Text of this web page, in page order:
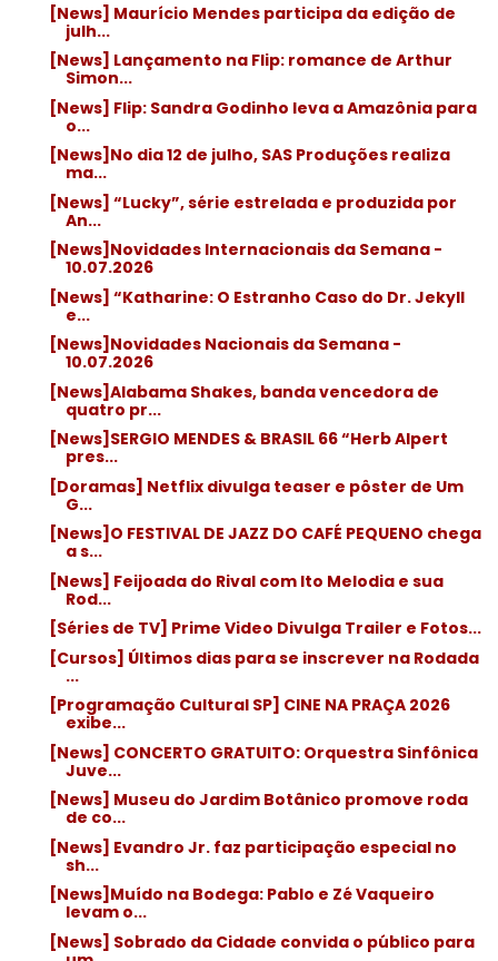
[News] Maurício Mendes participa da edição de
julh...
[News] Lançamento na Flip: romance de Arthur
Simon...
[News] Flip: Sandra Godinho leva a Amazônia para
o...
[News]No dia 12 de julho, SAS Produções realiza
ma...
[News] “Lucky”, série estrelada e produzida por
An...
[News]Novidades Internacionais da Semana -
10.07.2026
[News] “Katharine: O Estranho Caso do Dr. Jekyll
e...
[News]Novidades Nacionais da Semana -
10.07.2026
[News]Alabama Shakes, banda vencedora de
quatro pr...
[News]SERGIO MENDES & BRASIL 66 “Herb Alpert
pres...
[Doramas] Netflix divulga teaser e pôster de Um
G...
[News]O FESTIVAL DE JAZZ DO CAFÉ PEQUENO chega
a s...
[News] Feijoada do Rival com Ito Melodia e sua
Rod...
[Séries de TV] Prime Video Divulga Trailer e Fotos...
[Cursos] Últimos dias para se inscrever na Rodada
...
[Programação Cultural SP] CINE NA PRAÇA 2026
exibe...
[News] CONCERTO GRATUITO: Orquestra Sinfônica
Juve...
[News] Museu do Jardim Botânico promove roda
de co...
[News] Evandro Jr. faz participação especial no
sh...
[News]Muído na Bodega: Pablo e Zé Vaqueiro
levam o...
[News] Sobrado da Cidade convida o público para